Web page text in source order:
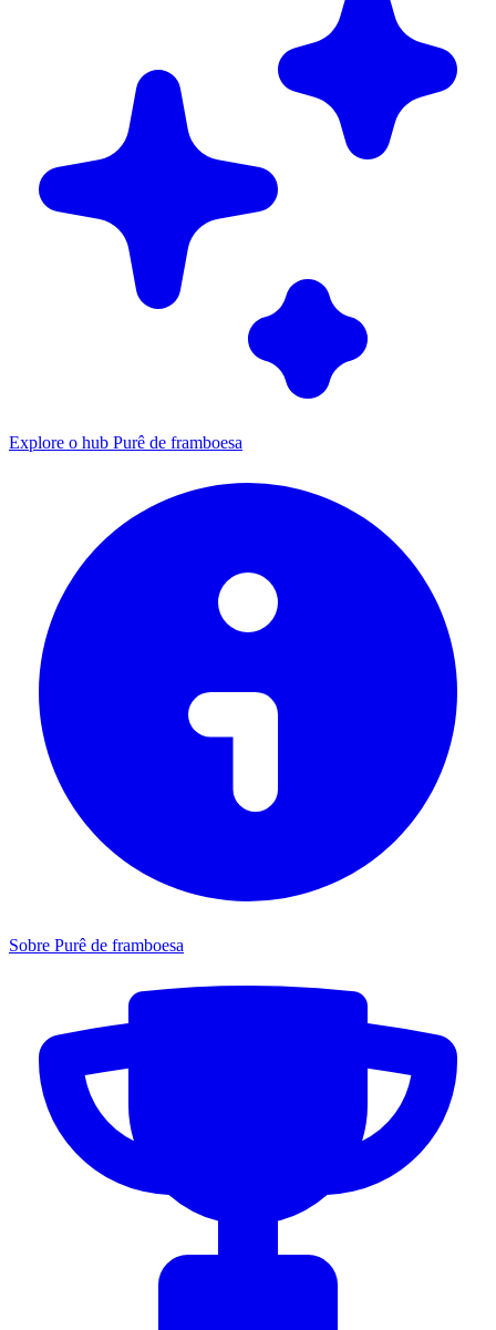
Explore o hub Purê de framboesa
Sobre Purê de framboesa